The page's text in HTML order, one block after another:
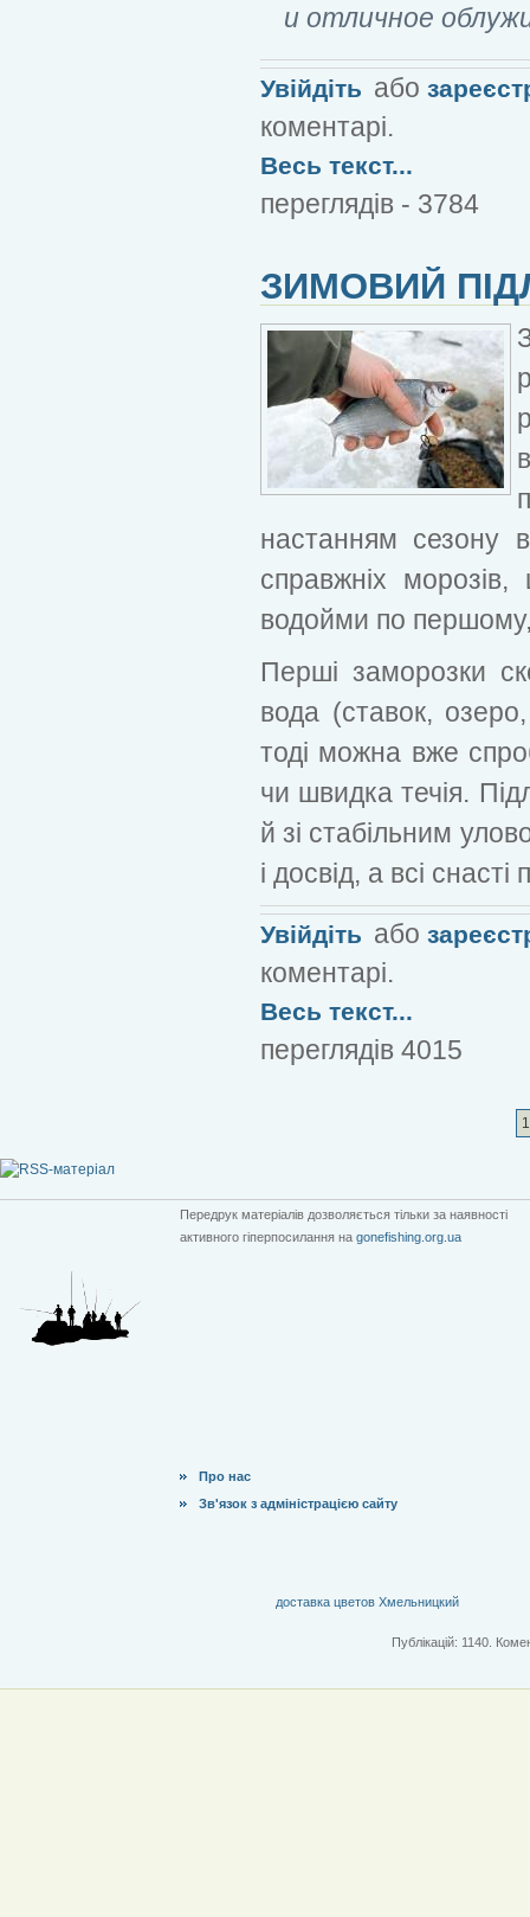
и отличное
Увійдіть або
коментарі.
Весь текст...
переглядів - 3784
ЗИМОВИЙ
настанням сезону
справжніх
водойми по
Перші заморозки
вода (ставок,
тоді можна вже
чи швидка течія.
й зі стабільним
і досвід, а всі
Увійдіть або
коментарі.
Весь текст...
переглядів 4015
1
Передрук матеріалів дозволяється тільки за наявності
активного гіперпосилання на gonefishing.org.ua
Про нас
Зв'язок з адміністрацією сайту
доставка цветов Хмельницкий
Публікацій: 1140.